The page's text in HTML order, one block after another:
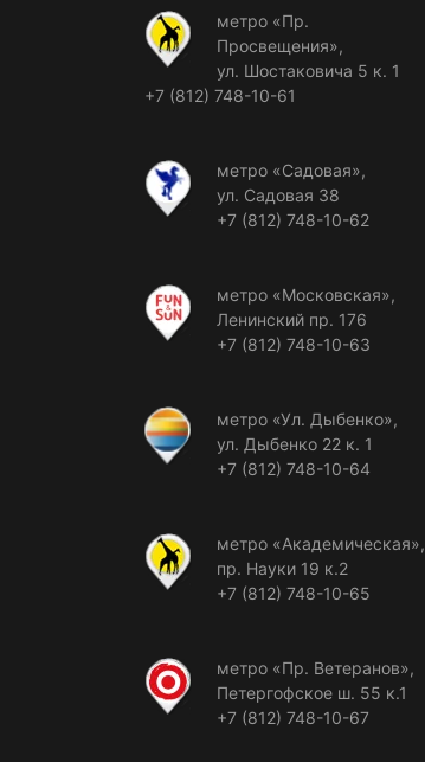
метро «Пр.
Просвещения»,
ул. Шостаковича 5 к. 1
+7 (812) 748-10-61
метро «Садовая»,
ул. Садовая 38
+7 (812) 748-10-62
метро «Московская»,
Ленинский пр. 176
+7 (812) 748-10-63
метро «Ул. Дыбенко»,
ул. Дыбенко 22 к. 1
+7 (812) 748-10-64
метро «Академическая»,
пр. Науки 19 к.2
+7 (812) 748-10-65
метро «Пр. Ветеранов»,
Петергофское ш. 55 к.1
+7 (812) 748-10-67